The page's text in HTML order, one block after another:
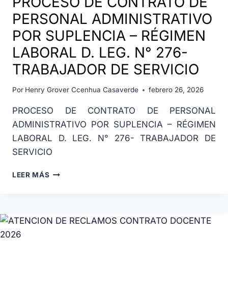
PERSONAL ADMINISTRATIVO
POR SUPLENCIA – RÉGIMEN
LABORAL D. LEG. N° 276-
TRABAJADOR DE SERVICIO
Por Henry Grover Ccenhua Casaverde febrero 26, 2026
PROCESO DE CONTRATO DE PERSONAL
ADMINISTRATIVO POR SUPLENCIA – RÉGIMEN
LABORAL D. LEG. N° 276- TRABAJADOR DE
SERVICIO
LEER MÁS